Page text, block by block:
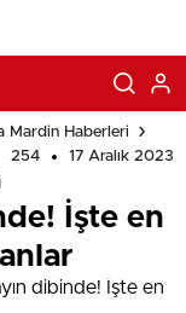
Mardin Haberleri
254
17 Aralık 2023
İşte en